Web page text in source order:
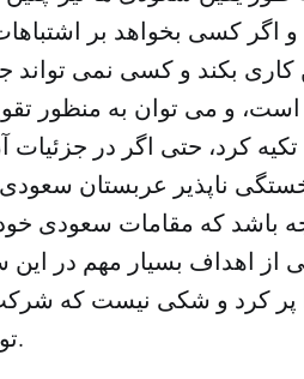
و اگر کسی بخواهد بر
کاری بکند و کسی نمی تواند
و می توان به منظور
کرد، حتی اگر در
خستگی ناپذیر عربستان
باشد که مقامات سعودی
«چشم انداز ۲۰۳۰»، یکی از اهداف
کرد و شکی نیست که
توانایی چنین کاری دارند.